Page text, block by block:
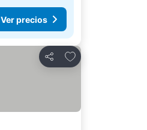
Ver precios
Compartir
Añadir a favoritos